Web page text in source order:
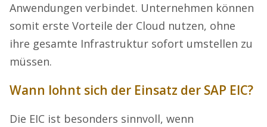
Anwendungen verbindet. Unternehmen können
somit erste Vorteile der Cloud nutzen, ohne
ihre gesamte Infrastruktur sofort umstellen zu
müssen.
Wann lohnt sich der Einsatz der SAP EIC?
Die EIC ist besonders sinnvoll, wenn